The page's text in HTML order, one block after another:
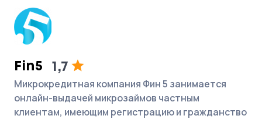
Fin5 1,7
Микрокредитная компания Фин 5 занимается
онлайн-выдачей микрозаймов частным
клиентам, имеющим регистрацию и гражданство